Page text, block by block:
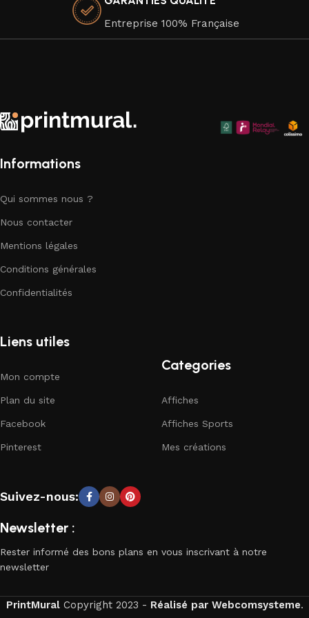
à la durabilité de nos produits.
parfaite pour compléter votre décor.
Entreprise 100% Française
Informations
Qui sommes nous ?
Nous contacter
Mentions légales
Conditions générales
Confidentialités
Liens utiles
Mon compte
Plan du site
Facebook
Pinterest
Categories
Affiches
Affiches Sports
Mes créations
Suivez-nous:
Newsletter :
Rester informé des bons plans en vous inscrivant à notre
newsletter
PrintMuralCopyright2023 - Réalisé par Webcomsysteme.